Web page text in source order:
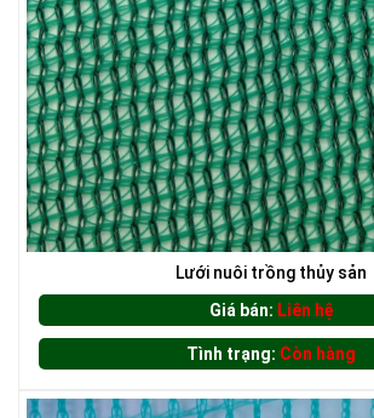
LƯỚI CHE NẮNG
LƯỚI NUÔI TRỒNG HẢI SẢN
Lưới nuôi trồng thủy sản
Giá bán: Liên hệ
Tình trạng: Còn hàng